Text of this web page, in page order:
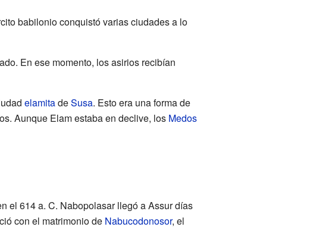
babilonio conquistó varias ciudades a lo
En ese momento, los asirios recibían
elamitadeSusa. Esto era una forma de
Aunque Elam estaba en declive, los Medos
el 614 a. C. Nabopolasar llegó a Assur días
con el matrimonio de Nabucodonosor, el